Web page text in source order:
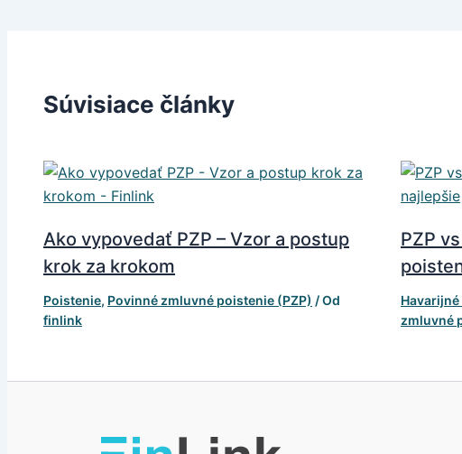
Súvisiace články
Ako vypovedať PZP – Vzor a postup
krok za krokom
Poistenie, Povinné zmluvné poistenie (PZP) / Od
finlink
PZP
Havarijné
zmluvné